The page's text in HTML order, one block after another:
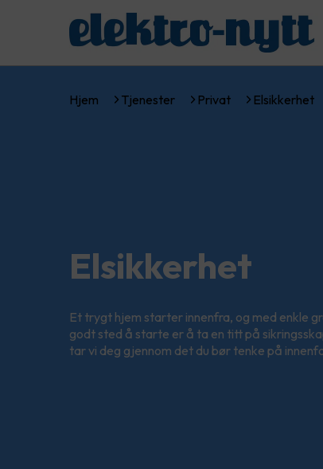
Hjem Tjenester Privat Elsikkerhet
Elsikkerhet
Et trygt hjem starter innenfra, og med enkle
godt sted å starte er å ta en titt på
tar vi deg gjennom det du bør tenke på